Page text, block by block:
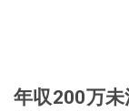
年収200万